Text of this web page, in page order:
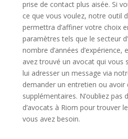
prise de contact plus aisée. Si
ce que vous voulez, notre outil
permettra d’affiner votre choix
paramètres tels que le secteur
nombre d’années d’expérience,
avez trouvé un avocat qui vous
lui adresser un message via
demander un entretien ou avoir
supplémentaires. N’oubliez pas
d’avocats à Riom pour trouver
vous avez besoin.